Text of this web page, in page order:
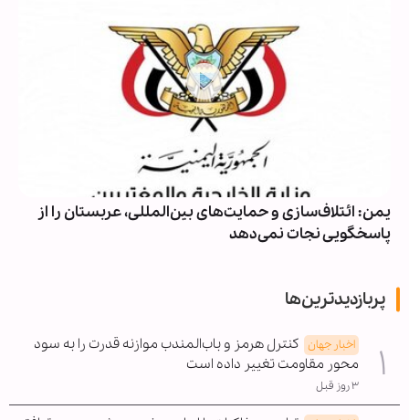
یمن: ائتلاف‌سازی و حمایت‌های بین‌المللی، عربستان را از
پاسخگویی نجات نمی‌دهد
پربازدیدترین‌ها
اخبار جهان کنترل هرمز و باب‌المندب موازنه قدرت را به سود
محور مقاومت تغییر داده است
۳ روز قبل